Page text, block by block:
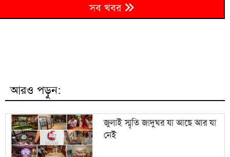
বাংলাদেশি সন্দেহে ভারতে কয়েকশ শ্রমিক আটক
৯ বগুড়ায় সড়ক দুর্ঘটনায় নিহত ৩ আহত ১
১০ কৃষকের সার যাচ্ছে অন্য উপজেলায়, চড়া দামে বিক্রি
সব খবর
আরও পড়ুন:
জুলাই স্মৃতি জাদুঘর যা আছে আর যা
নেই